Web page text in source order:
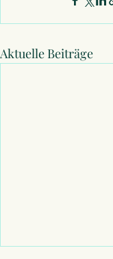
Aktuelle Beiträge